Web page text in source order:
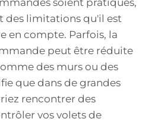
soient pratiques,
des limitations qu'il est
en compte. Parfois, la
peut être réduite
des murs ou des
que dans de grandes
rencontrer des
vos volets de